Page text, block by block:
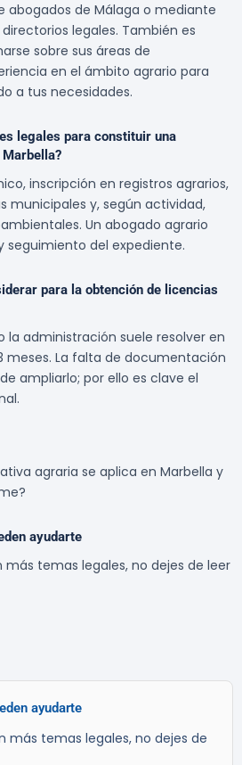
abogados de Málaga o mediante
legales. También es
sobre sus áreas de
en el ámbito agrario para
a tus necesidades.
legales para constituir una
inscripción en registros agrarios,
municipales y, según actividad,
Un abogado agrario
seguimiento del expediente.
para la obtención de licencias
la administración suele resolver en
meses. La falta de documentación
ampliarlo; por ello es clave el
agraria se aplica en Marbella y
ayudarte
más temas legales, no dejes de leer
ayudarte
más temas legales, no dejes de